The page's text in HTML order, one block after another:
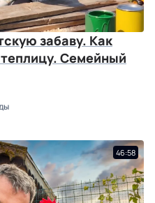
забаву. Как
Семейный
46:58